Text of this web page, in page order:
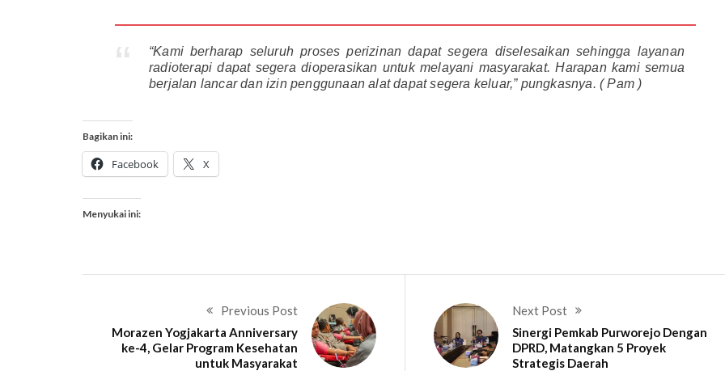
“Kami berharap seluruh proses perizinan dapat segera diselesaikan sehingga layanan
radioterapi dapat segera dioperasikan untuk melayani masyarakat. Harapan kami semua
berjalan lancar dan izin penggunaan alat dapat segera keluar,” pungkasnya. ( Pam )
Bagikan ini:
Facebook X
Menyukai ini:
Previous Post
Morazen Yogjakarta Anniversary
ke-4, Gelar Program Kesehatan
untuk Masyarakat
Next Post
Sinergi Pemkab Purworejo Dengan
DPRD, Matangkan 5 Proyek
Strategis Daerah